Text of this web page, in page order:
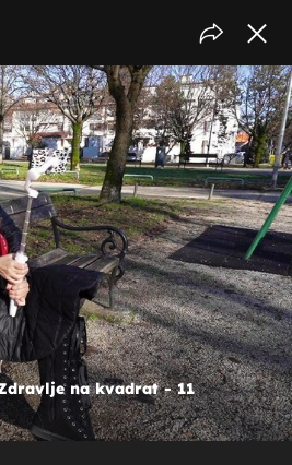
na kvadrat - 11